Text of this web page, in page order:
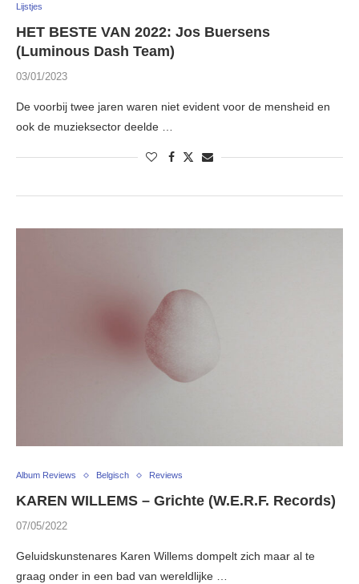
Lijstjes
HET BESTE VAN 2022: Jos Buersens
(Luminous Dash Team)
03/01/2023
De voorbij twee jaren waren niet evident voor de mensheid en
ook de muzieksector deelde …
Album Reviews Belgisch Reviews
KAREN WILLEMS – Grichte (W.E.R.F. Records)
07/05/2022
Geluidskunstenares Karen Willems dompelt zich maar al te
graag onder in een bad van wereldlijke …